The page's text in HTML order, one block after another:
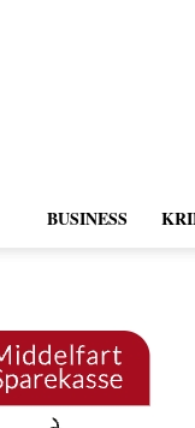
BUSINESS